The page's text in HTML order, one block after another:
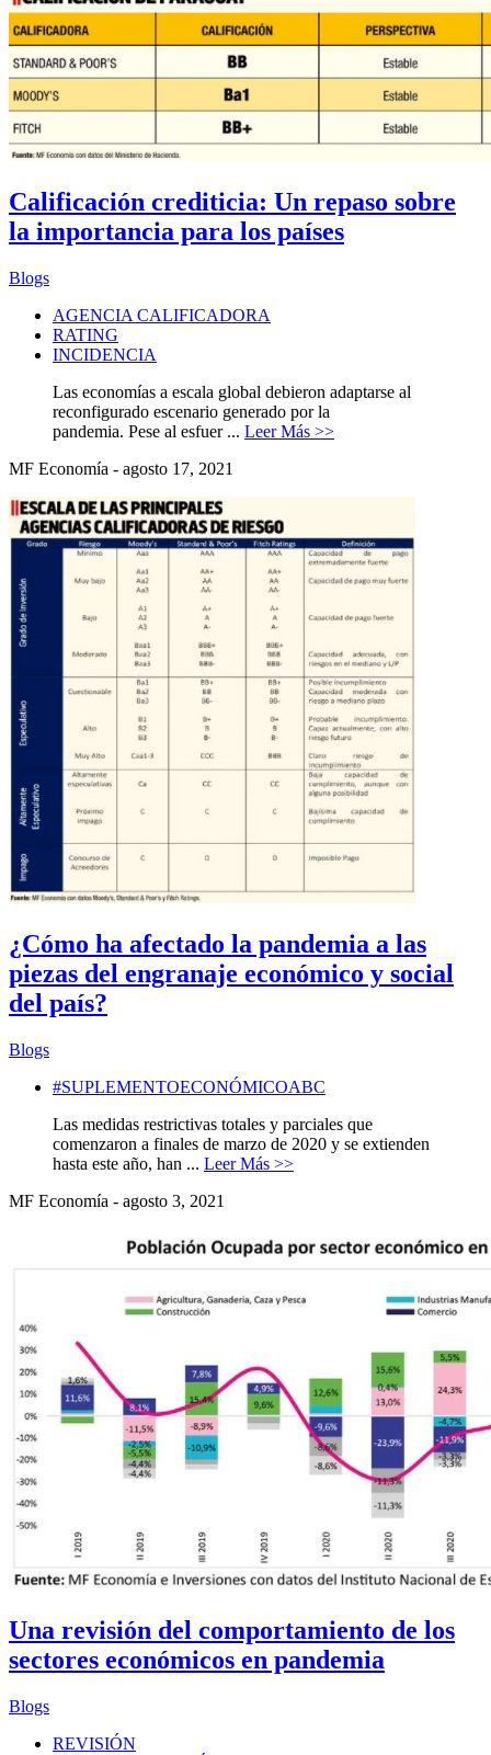
Calificación crediticia: Un repaso sobre
la importancia para los países
Blogs
AGENCIA CALIFICADORA
RATING
INCIDENCIA
Las economías a escala global debieron adaptarse al
reconfigurado escenario generado por la
pandemia. Pese al esfuer ... Leer Más >>
MF Economía - agosto 17, 2021
¿Cómo ha afectado la pandemia a las
piezas del engranaje económico y social
del país?
Blogs
#SUPLEMENTOECONÓMICOABC
Las medidas restrictivas totales y parciales que
comenzaron a finales de marzo de 2020 y se extienden
hasta este año, han ... Leer Más >>
MF Economía - agosto 3, 2021
Una revisión del comportamiento de los
sectores económicos en pandemia
Blogs
REVISIÓN